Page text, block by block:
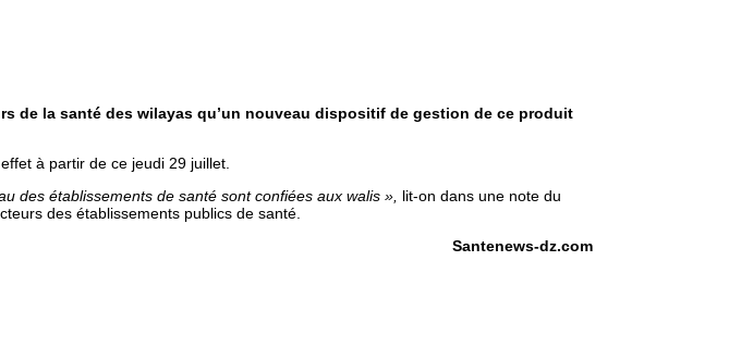
de la santé des wilayas qu’un nouveau dispositif de gestion de ce produit
à partir de ce jeudi 29 juillet.
des établissements de santé sont confiées aux walis », lit-on dans une note du
des établissements publics de santé.
Santenews-dz.com